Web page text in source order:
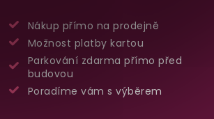
Nákup přímo na prodejně
Možnost platby kartou
Parkování zdarma přímo před
budovou
Poradíme vám s výběrem